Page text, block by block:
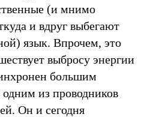
(и мнимо
и вдруг выбегают
язык. Впрочем, это
выбросу энергии
большим
из проводников
Он и сегодня